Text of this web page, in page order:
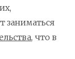
заниматься
, что в